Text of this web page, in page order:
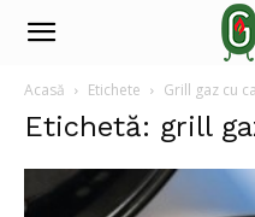
Acasă Etichete Grill gaz cu
Etichetă: grill